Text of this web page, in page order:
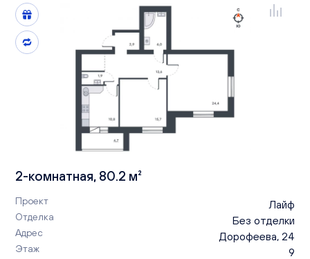
2-комнатная, 80.2 м²
Проект Лайф
Отделка Без отделки
Адрес Дорофеева, 24
Этаж 9